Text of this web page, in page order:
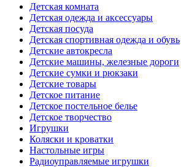
Детская комната
Детская одежда и аксессуары
Детская посуда
Детская спортивная одежда и обувь
Детские автокресла
Детские машины, железные дороги
Детские сумки и рюкзаки
Детские товары
Детское питание
Детское постельное белье
Детское творчество
Игрушки
Коляски и кроватки
Настольные игры
Радиоуправляемые игрушки